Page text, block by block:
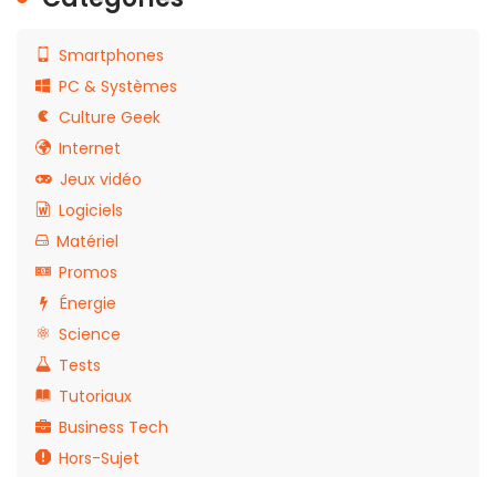
Smartphones
PC & Systèmes
Culture Geek
Internet
Jeux vidéo
Logiciels
Matériel
Promos
Énergie
Science
Tests
Tutoriaux
Business Tech
Hors-Sujet